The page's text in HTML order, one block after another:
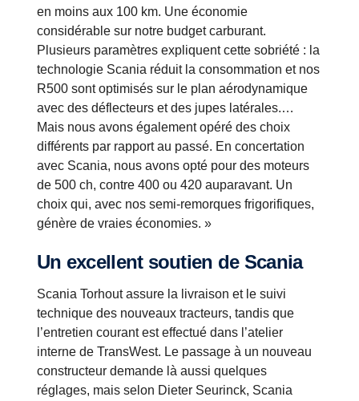
en moins aux 100 km. Une économie
considérable sur notre budget carburant.
Plusieurs paramètres expliquent cette sobriété : la
technologie Scania réduit la consommation et nos
R500 sont optimisés sur le plan aérodynamique
avec des déflecteurs et des jupes latérales.…
Mais nous avons également opéré des choix
différents par rapport au passé. En concertation
avec Scania, nous avons opté pour des moteurs
de 500 ch, contre 400 ou 420 auparavant. Un
choix qui, avec nos semi-remorques frigorifiques,
génère de vraies économies. »
Un excellent soutien de Scania
Scania Torhout assure la livraison et le suivi
technique des nouveaux tracteurs, tandis que
l’entretien courant est effectué dans l’atelier
interne de TransWest. Le passage à un nouveau
constructeur demande là aussi quelques
réglages, mais selon Dieter Seurinck, Scania